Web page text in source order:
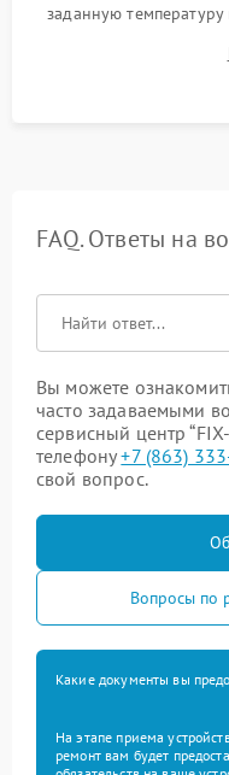
заданную
компрессора,
срабатывания
FAQ. Ответы на
Вы можете
часто задаваемыми
сервисный центр
телефону+7 (863)
свой вопрос.
Вопросы по
Какие документы вы
На этапе приема
ремонт вам будет